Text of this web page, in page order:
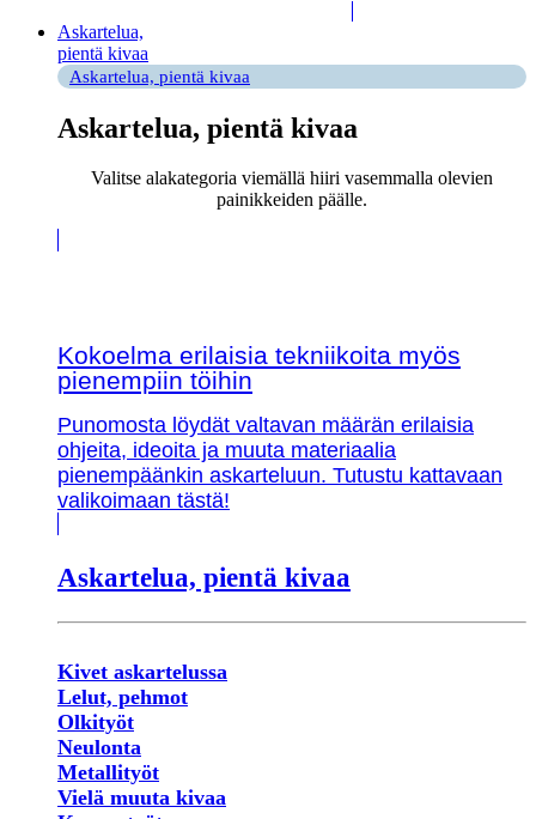
Askartelua,
pientä kivaa
Askartelua, pientä kivaa
Askartelua, pientä kivaa
Valitse alakategoria viemällä hiiri vasemmalla olevien
painikkeiden päälle.
Kokoelma erilaisia tekniikoita myös
pienempiin töihin
Punomosta löydät valtavan määrän erilaisia
ohjeita, ideoita ja muuta materiaalia
pienempäänkin askarteluun. Tutustu kattavaan
valikoimaan tästä!
Askartelua, pientä kivaa
Kivet askartelussa
Lelut, pehmot
Olkityöt
Neulonta
Metallityöt
Vielä muuta kivaa